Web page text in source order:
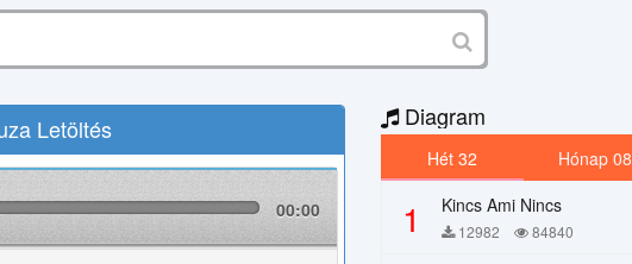
Letöltés
00:00
Diagram
Hét 32 Hónap 08
1 Kincs Ami Nincs
12982 84840